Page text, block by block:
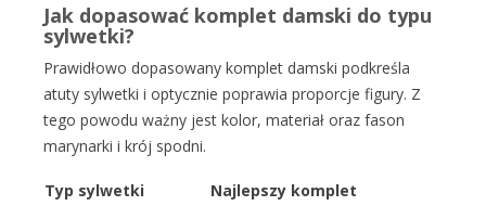
Jak dopasować komplet damski do typu
sylwetki?
Prawidłowo dopasowany komplet damski podkreśla
atuty sylwetki i optycznie poprawia proporcje figury. Z
tego powodu ważny jest kolor, materiał oraz fason
marynarki i krój spodni.
Typ sylwetki
Najlepszy komplet